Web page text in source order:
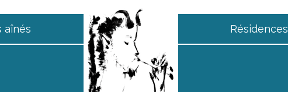
aînés Résidences